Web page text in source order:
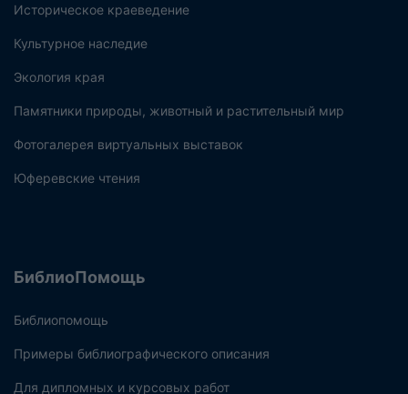
Историческое краеведение
Культурное наследие
Экология края
Памятники природы, животный и растительный мир
Фотогалерея виртуальных выставок
Юферевские чтения
БиблиоПомощь
Библиопомощь
Примеры библиографического описания
Для дипломных и курсовых работ